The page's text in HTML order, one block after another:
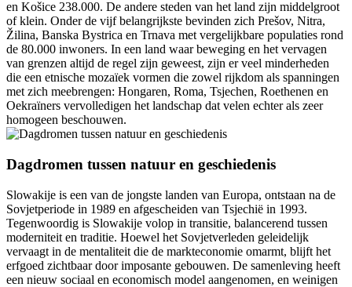
en Košice 238.000. De andere steden van het land zijn middelgroot
of klein. Onder de vijf belangrijkste bevinden zich Prešov, Nitra,
Žilina, Banska Bystrica en Trnava met vergelijkbare populaties rond
de 80.000 inwoners. In een land waar beweging en het vervagen
van grenzen altijd de regel zijn geweest, zijn er veel minderheden
die een etnische mozaïek vormen die zowel rijkdom als spanningen
met zich meebrengen: Hongaren, Roma, Tsjechen, Roethenen en
Oekraïners vervolledigen het landschap dat velen echter als zeer
homogeen beschouwen.
Dagdromen tussen natuur en geschiedenis
Slowakije is een van de jongste landen van Europa, ontstaan na de
Sovjetperiode in 1989 en afgescheiden van Tsjechië in 1993.
Tegenwoordig is Slowakije volop in transitie, balancerend tussen
moderniteit en traditie. Hoewel het Sovjetverleden geleidelijk
vervaagt in de mentaliteit die de markteconomie omarmt, blijft het
erfgoed zichtbaar door imposante gebouwen. De samenleving heeft
een nieuw sociaal en economisch model aangenomen, en weinigen